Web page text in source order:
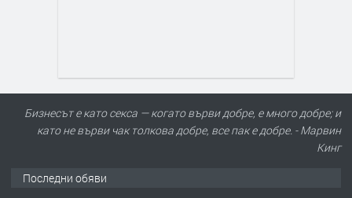
Бизнесът е като секса — когато върви добре, е много добре; и
като не върви чак толкова добре, все пак е добре. - Марвин
Кинг
Последни обяви